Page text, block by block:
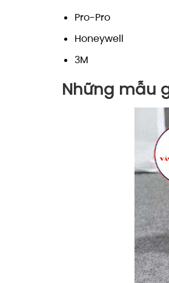
Pro-Pro
Honeywell
3M
Những mẫu